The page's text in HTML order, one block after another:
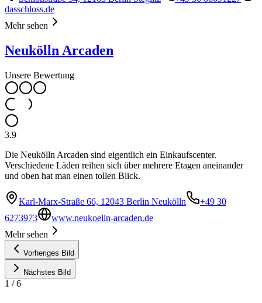
dasschloss.de
Mehr sehen
Neukölln Arcaden
Unsere Bewertung
3.9
Die Neukölln Arcaden sind eigentlich ein Einkaufscenter.
Verschiedene Läden reihen sich über mehrere Etagen aneinander
und oben hat man einen tollen Blick.
Karl-Marx-Straße 66, 12043 Berlin Neukölln
+49 30
6273973
www.neukoelln-arcaden.de
Mehr sehen
Vorheriges Bild
Nächstes Bild
1 /6